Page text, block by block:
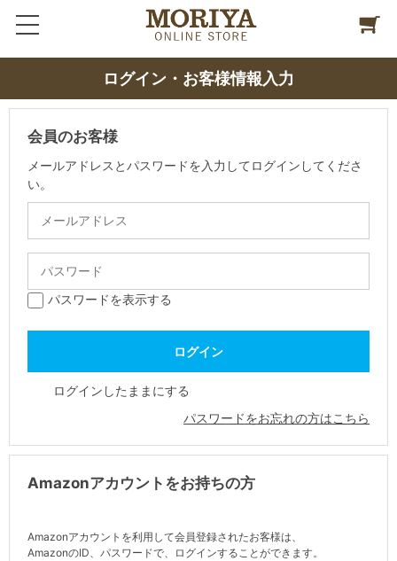
ログイン・お客様情報入力
会員のお客様
メールアドレスとパスワードを入力してログインしてくださ
い。
パスワードを表示する
ログインしたままにする
パスワードをお忘れの方はこちら
Amazonアカウントをお持ちの方
Amazonアカウントを利用して会員登録されたお客様は、
AmazonのID、パスワードで、ログインすることができます。